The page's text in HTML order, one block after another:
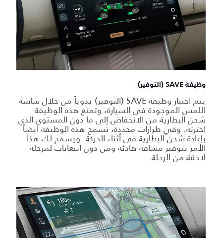
وظيفة SAVE (التوفير)
يتم اختيار وظيفة SAVE (التوفير) يدوياً من خلال شاشة
اللمس الموجودة في السيارة، وتمنع هذه الوظيفة
شحن البطارية من الانخفاض إلى ما دون المستوى الذي
اخترته. وفي طرازات محددة، تسمح هذه الوظيفة أيضاً
بإعادة شحن البطارية في أثناء الحركة. ويسمح لك هذا
الأمر بتوفير مسافة هادئة ومن دون انبعاثات لمرحلة
لاحقة من الرحلة.